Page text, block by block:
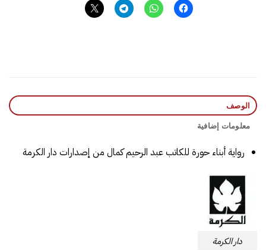
الوصف
معلومات إضافية
رواية أبناء حورة للكاتب عبد الرحيم كمال من إصدارات دار الكرمة
دار الكرمة